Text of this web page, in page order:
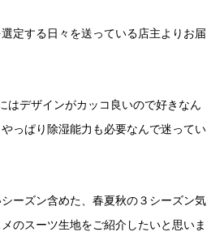
定する日々を送っている店主よりお届
はデザインがカッコ良いので好きなん
っぱり除湿能力も必要なんで迷ってい
ーズン含めた、春夏秋の３シーズン気
のスーツ生地をご紹介したいと思いま